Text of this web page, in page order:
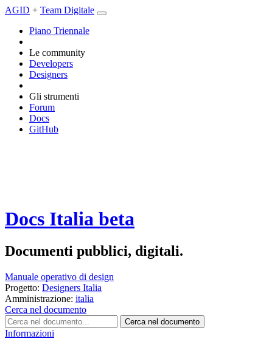
AGID + Team Digitale
Piano Triennale
Le community
Developers
Designers
Gli strumenti
Forum
Docs
GitHub
Docs Italia beta
Documenti pubblici, digitali.
Manuale operativo di design
Progetto: Designers Italia
Amministrazione: italia
Cerca nel documento
Cerca nel documento
Informazioni